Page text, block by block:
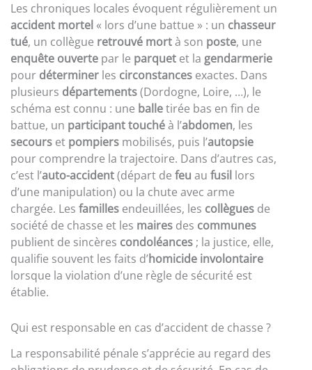
Les chroniques locales évoquent régulièrement un
accident mortel « lors d’une battue » : un chasseur
tué, un collègue retrouvé mortà son poste, une
enquête ouverte par le parquet et la gendarmerie
pour déterminer les circonstances exactes. Dans
plusieurs départements(Dordogne, Loire, …), le
schéma est connu : une balletirée bas en fin de
battue, un participanttouchéà l’abdomen, les
secours et pompiers mobilisés, puis l’autopsie
pour comprendre la trajectoire. Dans d’autres cas,
c’est l’auto-accident(départ de feu au fusil lors
d’une manipulation) ou la chute avec arme
chargée. Les familles endeuillées, les collègues de
société de chasse et les maires des communes
publient de sincères condoléances ; la justice, elle,
qualifie souvent les faits d’homicide involontaire
lorsque la violation d’une règle de sécurité est
établie.
Qui est responsable en cas d’accident de chasse ?
La responsabilité pénale s’apprécie au regard des